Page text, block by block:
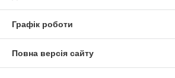
Графік роботи
Повна версія сайту